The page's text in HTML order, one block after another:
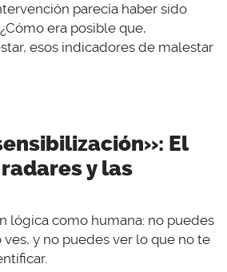
parecía haber sido
era posible que,
esos indicadores de malestar
El
y las
lógica como humana: no puedes
y no puedes ver lo que no te